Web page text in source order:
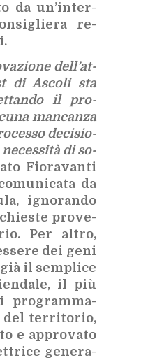
da un’in­ter­
re­
del­l’at­
di Asco­li sta
il pro­
man­can­za
de­ci­sio­
di so­
Fio­ra­van­ti
da
igno­ran­do
pro­ve­
Per al­tro,
dei geni
il sem­pli­ce
il più
pro­gram­ma­
del ter­ri­to­rio,
e ap­pro­va­to
ge­ne­ra­